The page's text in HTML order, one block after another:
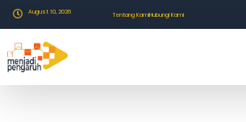
August 10, 2026 Tentang KamiHubungi Kami